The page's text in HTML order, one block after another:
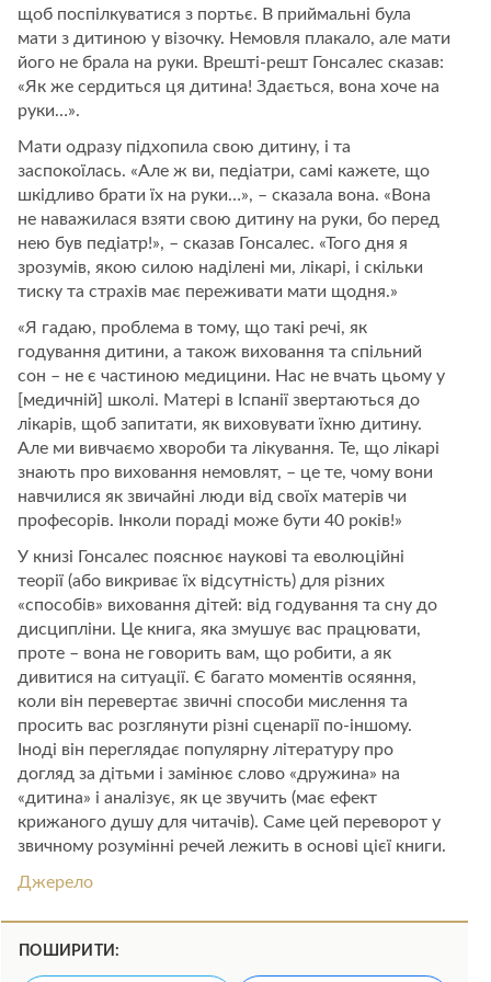
щоб поспілкуватися з портьє. В приймальні була
мати з дитиною у візочку. Немовля плакало, але мати
його не брала на руки. Врешті-решт Гонсалес сказав:
«Як же сердиться ця дитина! Здається, вона хоче на
руки…».
Мати одразу підхопила свою дитину, і та
заспокоїлась. «Але ж ви, педіатри, самі кажете, що
шкідливо брати їх на руки…», – сказала вона. «Вона
не наважилася взяти свою дитину на руки, бо перед
нею був педіатр!», – сказав Гонсалес. «Того дня я
зрозумів, якою силою наділені ми, лікарі, і скільки
тиску та страхів має переживати мати щодня.»
«Я гадаю, проблема в тому, що такі речі, як
годування дитини, а також виховання та спільний
сон – не є частиною медицини. Нас не вчать цьому у
[медичній] школі. Матері в Іспанії звертаються до
лікарів, щоб запитати, як виховувати їхню дитину.
Але ми вивчаємо хвороби та лікування. Те, що лікарі
знають про виховання немовлят, – це те, чому вони
навчилися як звичайні люди від своїх матерів чи
професорів. Інколи пораді може бути 40 років!»
У книзі Гонсалес пояснює наукові та еволюційні
теорії (або викриває їх відсутність) для різних
«способів» виховання дітей: від годування та сну до
дисципліни. Це книга, яка змушує вас працювати,
проте – вона не говорить вам, що робити, а як
дивитися на ситуації. Є багато моментів осяяння,
коли він перевертає звичні способи мислення та
просить вас розглянути різні сценарії по-іншому.
Іноді він переглядає популярну літературу про
догляд за дітьми і замінює слово «дружина» на
«дитина» і аналізує, як це звучить (має ефект
крижаного душу для читачів). Саме цей переворот у
звичному розумінні речей лежить в основі цієї книги.
Джерело
ПОШИРИТИ: